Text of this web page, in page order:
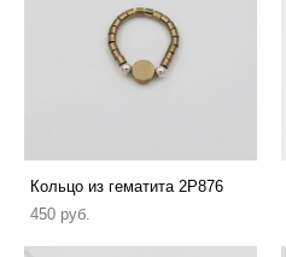
Кольцо из гематита 2P876
450 pуб.